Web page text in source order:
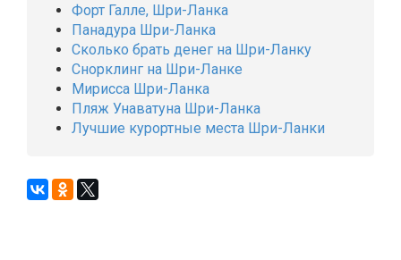
Форт Галле, Шри-Ланка
Панадура Шри-Ланка
Сколько брать денег на Шри-Ланку
Снорклинг на Шри-Ланке
Мирисса Шри-Ланка
Пляж Унаватуна Шри-Ланка
Лучшие курортные места Шри-Ланки